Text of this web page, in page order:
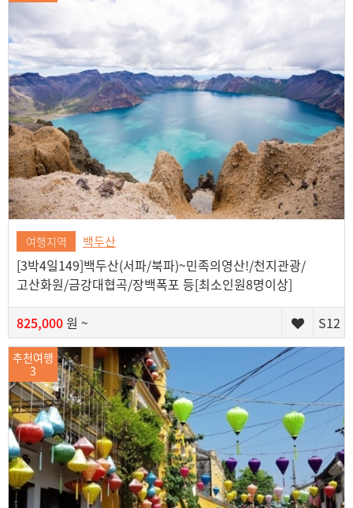
여행지역 백두산
[3박4일149]백두산(서파/북파)~민족의영산!/천지관광/
고산화원/금강대협곡/장백폭포 등[최소인원8명이상]
825,000원 ~ S12
추천여행
3